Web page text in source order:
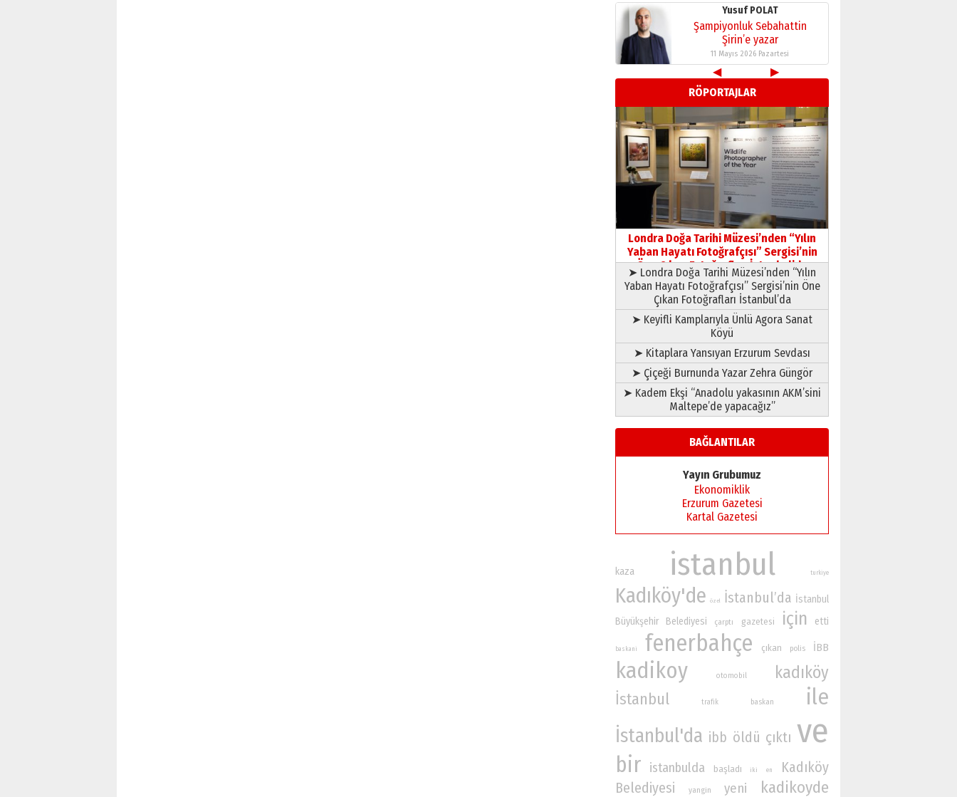
Yusuf POLAT
Şampiyonluk Sebahattin
Şirin’e yazar
11 Mayıs 2026 Pazartesi
Neşat YALÇIN
Paranın Aile Kültüründeki Yeri
03 Ağustos 2026 Pazartesi
Yıldırım Gündoğdu
HAVVA’NIN ÜÇ KIZI
09 Temmuz 2026 Perşembe
Yusuf POLAT
Şampiyonluk Sebahattin
Şirin’e yazar
11 Mayıs 2026 Pazartesi
◀
▶
RÖPORTAJLAR
Londra Doğa Tarihi Müzesi’nden “Yılın
Yaban Hayatı Fotoğrafçısı” Sergisi’nin
Öne Çıkan Fotoğrafları İstanbul’da
➤ Londra Doğa Tarihi Müzesi’nden “Yılın
Yaban Hayatı Fotoğrafçısı” Sergisi’nin Öne
Çıkan Fotoğrafları İstanbul’da
➤ Keyifli Kamplarıyla Ünlü Agora Sanat
Köyü
➤ Kitaplara Yansıyan Erzurum Sevdası
➤ Çiçeği Burnunda Yazar Zehra Güngör
➤ Kadem Ekşi “Anadolu yakasının AKM’sini
Maltepe’de yapacağız”
BAĞLANTILAR
Yayın Grubumuz
Ekonomiklik
Erzurum Gazetesi
Kartal Gazetesi
kaza istanbul turkiye
Kadıköy'de özel İstanbul’da İstanbul
Büyükşehir Belediyesi
çarptı gazetesi için etti
baskani fenerbahçe çıkan polis İBB
kadikoy otomobil kadıköy
İstanbul trafik baskan ile
İstanbul'da ibb öldü çıktı ve
bir istanbulda başladı iki en
Kadıköy
Belediyesi
yangin yeni kadikoyde